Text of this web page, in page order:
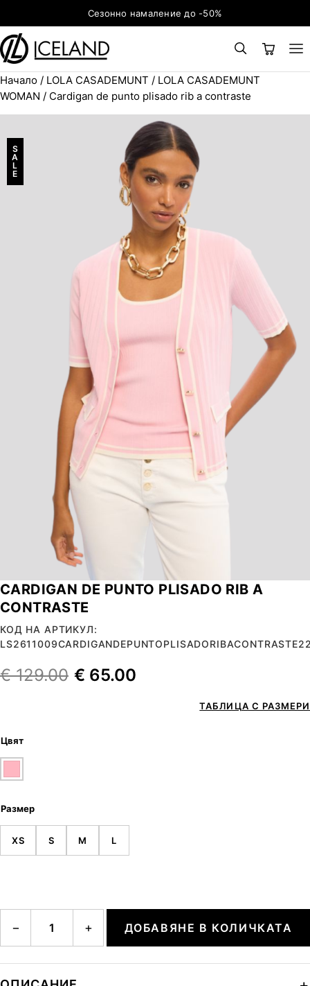
Към съдържаниетоСезонно намаление до -50%
Search for:
ТЪРСЕНЕ
Начало / LOLA CASADEMUNT / LOLA CASADEMUNT
WOMAN / Cardigan de punto plisado rib a contraste
S
A
L
E
CARDIGAN DE PUNTO PLISADO RIB A
CONTRASTE
КОД НА АРТИКУЛ:
€129.00 € 65.00
ТАБЛИЦА С РАЗМЕРИ
Цвят
Размер
XS S M L
− + ДОБАВЯНЕ В КОЛИЧКАТА